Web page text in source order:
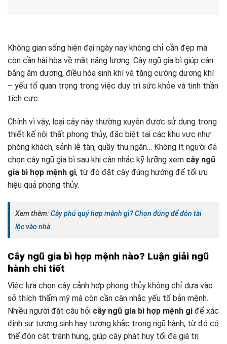
Không gian sống hiện đại ngày nay không chỉ cần đẹp mà
còn cần hài hòa về mặt năng lượng. Cây ngũ gia bì giúp cân
bằng âm dương, điều hòa sinh khí và tăng cường dương khí
– yếu tố quan trọng trong việc duy trì sức khỏe và tinh thần
tích cực.
Chính vì vậy, loại cây này thường xuyên được sử dụng trong
thiết kế nội thất phong thủy, đặc biệt tại các khu vực như
phòng khách, sảnh lễ tân, quầy thu ngân… Không ít người đã
chọn cây ngũ gia bì sau khi cân nhắc kỹ lưỡng xem cây ngũ
gia bì hợp mệnh gì, từ đó đặt cây đúng hướng để tối ưu
hiệu quả phong thủy.
Xem thêm: Cây phú quý hợp mệnh gì? Chọn đúng để đón tài
lộc vào nhà
Cây ngũ gia bì hợp mệnh nào? Luận giải ngũ
hành chi tiết
Việc lựa chọn cây cảnh hợp phong thủy không chỉ dựa vào
sở thích thẩm mỹ mà còn cần cân nhắc yếu tố bản mệnh.
Nhiều người đặt câu hỏi cây ngũ gia bì hợp mệnh gì để xác
định sự tương sinh hay tương khắc trong ngũ hành, từ đó có
thể đón cát tránh hung, giúp cây phát huy tối đa giá trị